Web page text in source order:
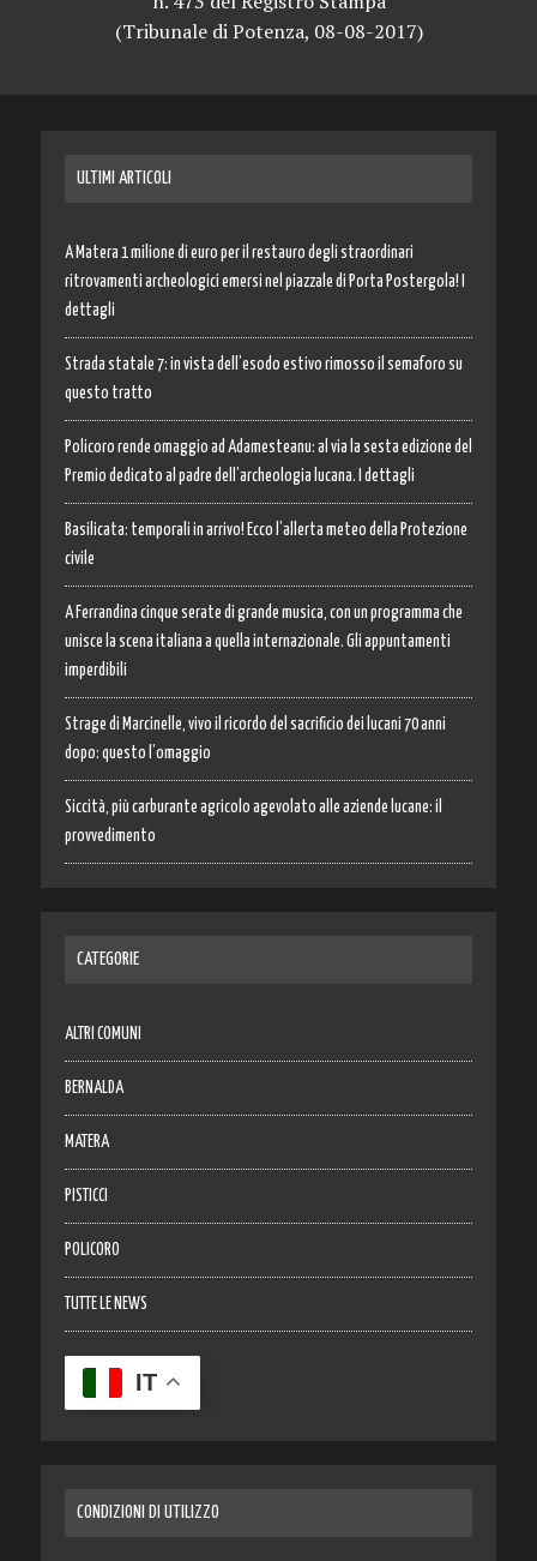
(Tribunale di Potenza, 08-08-2017)
ULTIMI ARTICOLI
A Matera 1 milione di euro per il restauro degli straordinari
ritrovamenti archeologici emersi nel piazzale di Porta Postergola! I
dettagli
Strada statale 7: in vista dell’esodo estivo rimosso il semaforo su
questo tratto
Policoro rende omaggio ad Adamesteanu: al via la sesta edizione del
Premio dedicato al padre dell’archeologia lucana. I dettagli
Basilicata: temporali in arrivo! Ecco l’allerta meteo della Protezione
civile
A Ferrandina cinque serate di grande musica, con un programma che
unisce la scena italiana a quella internazionale. Gli appuntamenti
imperdibili
Strage di Marcinelle, vivo il ricordo del sacrificio dei lucani 70 anni
dopo: questo l’omaggio
Siccità, più carburante agricolo agevolato alle aziende lucane: il
provvedimento
CATEGORIE
ALTRI COMUNI
BERNALDA
MATERA
PISTICCI
POLICORO
TUTTE LE NEWS
IT
CONDIZIONI DI UTILIZZO